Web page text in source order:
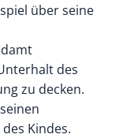
über seine
des
zu decken.
Kindes.